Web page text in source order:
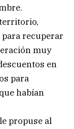
recuperar
muy
en
para
habían
propuse al